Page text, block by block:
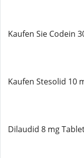
Kaufen Sie Codein
Kaufen Stesolid 10
Dilaudid 8 mg